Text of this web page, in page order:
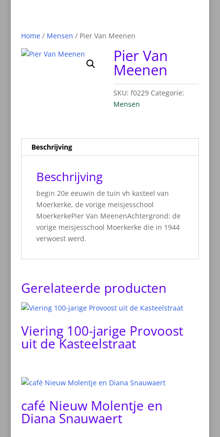
Home/ Mensen / Pier Van Meenen
Pier Van
Meenen
SKU:f0229 Categorie:
Mensen
Beschrijving
Beschrijving
begin 20e eeuwin de tuin vh kasteel van
Moerkerke, de vorige meisjesschool
MoerkerkePier Van MeenenAchtergrond: de
vorige meisjesschool Moerkerke die in 1944
verwoest werd.
Gerelateerde producten
Viering 100-jarige Provoost
uit de Kasteelstraat
café Nieuw Molentje en
Diana Snauwaert